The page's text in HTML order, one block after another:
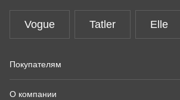
Vogue Tatler Elle
Покупателям
О компании